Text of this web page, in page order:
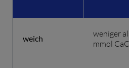
weich
weniger
mmol